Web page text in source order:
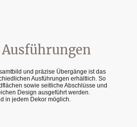
und präzise Übergänge ist das
Ausführungen erhältlich. So
sowie seitliche Abschlüsse und
Design ausgeführt werden.
in jedem Dekor möglich.